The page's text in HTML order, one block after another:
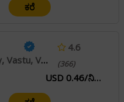
ಕರೆ
Nadi, Numerology, Vastu, Vedic, Lal Kitab
4.6
(366)
USD 0.46/ನಿಮಿಷ